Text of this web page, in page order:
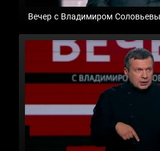
Вечер с Владимиром